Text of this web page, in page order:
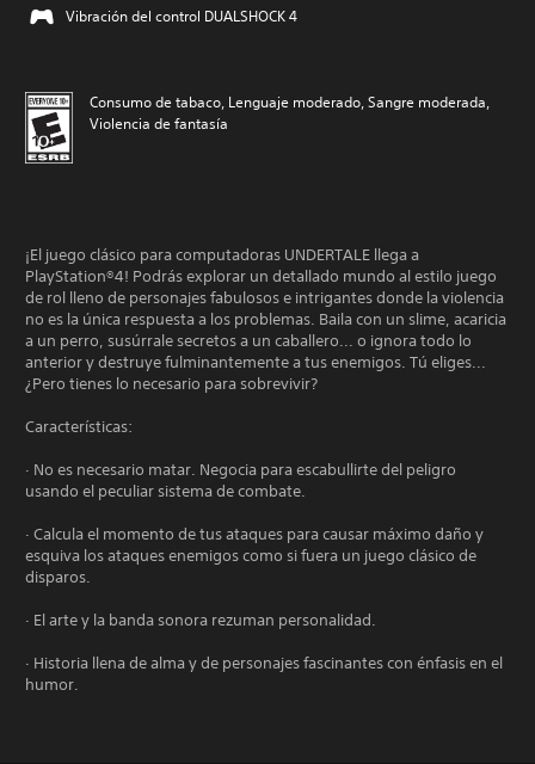
Vibración del control DUALSHOCK 4
Consumo de tabaco, Lenguaje moderado, Sangre moderada,
Violencia de fantasía
¡El juego clásico para computadoras UNDERTALE llega a
PlayStation®4! Podrás explorar un detallado mundo al estilo juego
de rol lleno de personajes fabulosos e intrigantes donde la violencia
no es la única respuesta a los problemas. Baila con un slime, acaricia
a un perro, susúrrale secretos a un caballero... o ignora todo lo
anterior y destruye fulminantemente a tus enemigos. Tú eliges...
¿Pero tienes lo necesario para sobrevivir?
Características:
· No es necesario matar. Negocia para escabullirte del peligro
usando el peculiar sistema de combate.
· Calcula el momento de tus ataques para causar máximo daño y
esquiva los ataques enemigos como si fuera un juego clásico de
disparos.
· El arte y la banda sonora rezuman personalidad.
· Historia llena de alma y de personajes fascinantes con énfasis en el
humor.